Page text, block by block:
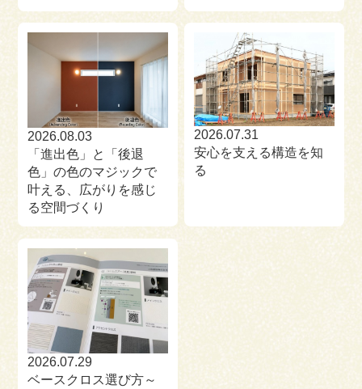
2026.08.03
「進出色」と「後退
色」の色のマジックで
叶える、広がりを感じ
る空間づくり
2026.07.31
安心を支える構造を知
る
2026.07.29
ベースクロス選び方～